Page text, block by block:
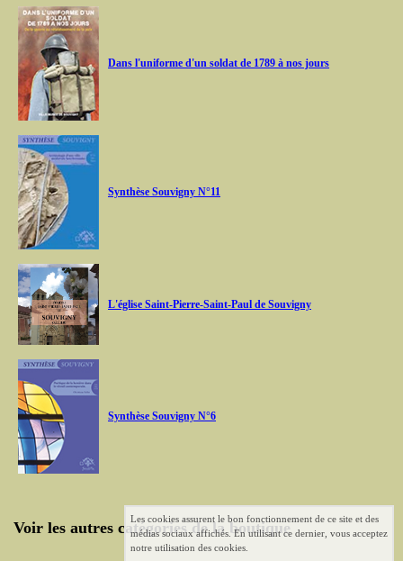
Dans l'uniforme d'un soldat de 1789 à nos jours
Synthèse Souvigny N°11
L'église Saint-Pierre-Saint-Paul de Souvigny
Synthèse Souvigny N°6
Voir les autres catégories de la boutique
Les cookies assurent le bon fonctionnement de ce site et des
médias sociaux affichés. En utilisant ce dernier, vous acceptez
notre utilisation des cookies.